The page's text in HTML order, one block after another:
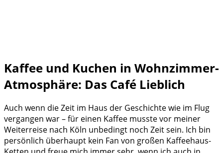
Kaffee und Kuchen in Wohnzimmer-
Atmosphäre: Das Café Lieblich
Auch wenn die Zeit im Haus der Geschichte wie im Flug
vergangen war – für einen Kaffee musste vor meiner
Weiterreise nach Köln unbedingt noch Zeit sein. Ich bin
persönlich überhaupt kein Fan von großen Kaffeehaus-